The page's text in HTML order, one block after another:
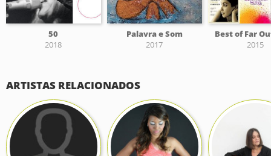
50
2018
Palavra e Som
2017
Best of Far
2015
ARTISTAS RELACIONADOS